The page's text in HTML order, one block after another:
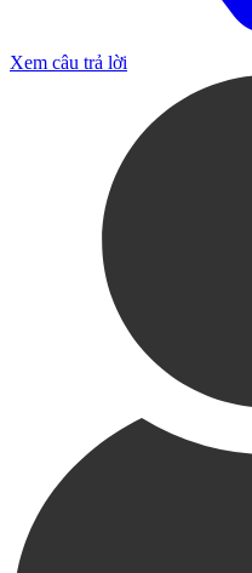
Xem câu trả lời